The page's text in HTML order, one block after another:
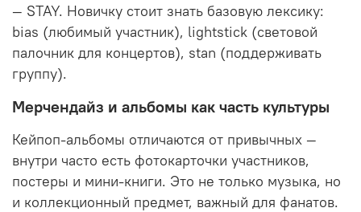
— STAY. Новичку стоит знать базовую лексику:
bias (любимый участник), lightstick (световой
палочник для концертов), stan (поддерживать
группу).
Мерчендайз и альбомы как часть культуры
Кейпоп-альбомы отличаются от привычных —
внутри часто есть фотокарточки участников,
постеры и мини-книги. Это не только музыка, но
и коллекционный предмет, важный для фанатов.